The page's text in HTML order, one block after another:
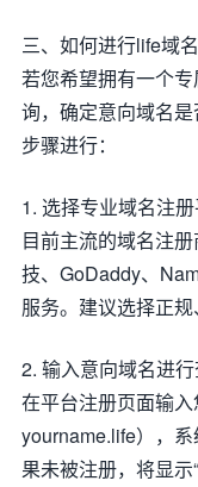
三、如何进行life域
若您希望拥有一个
询，确定意向域名
步骤进行：
1. 选择专业域名注
目前主流的域名注
技、GoDaddy、
服务。建议选择正规
2. 输入意向域名进
在平台注册页面输入
yourname.life），
果未被注册，将显